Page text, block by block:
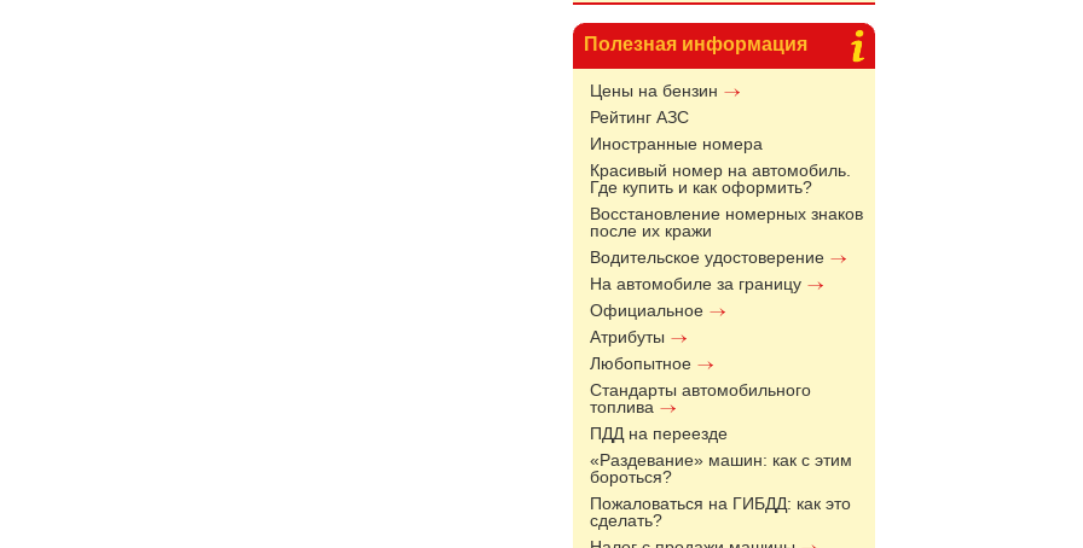
Полезная информация
Цены на бензин
Рейтинг АЗС
Иностранные номера
Красивый номер на автомобиль.
Где купить и как оформить?
Восстановление номерных знаков
после их кражи
Водительское удостоверение
На автомобиле за границу
Официальное
Атрибуты
Любопытное
Стандарты автомобильного
топлива
ПДД на переезде
«Раздевание» машин: как с этим
бороться?
Пожаловаться на ГИБДД: как это
сделать?